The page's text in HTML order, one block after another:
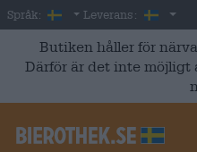
Skip to main content
Språk: Swedish
Leverans:
Butiken håller för
Därför är det inte